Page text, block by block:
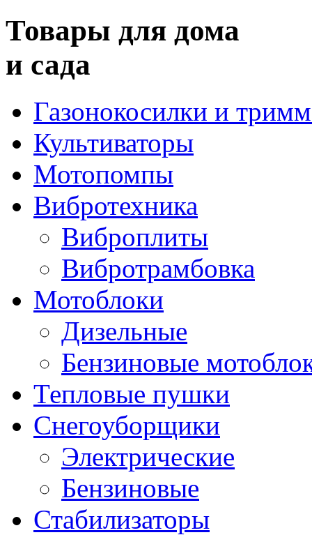
Товары для дома
и сада
Газонокосилки и
Культиваторы
Мотопомпы
Вибротехника
Виброплиты
Вибротрамбовка
Мотоблоки
Дизельные
Бензиновые
Тепловые пушки
Снегоуборщики
Электрические
Бензиновые
Стабилизаторы